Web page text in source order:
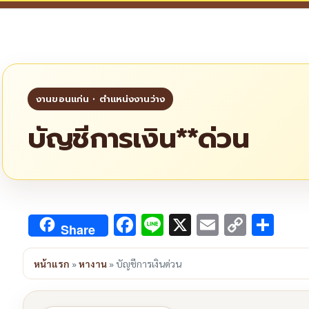
บัญชีการเงิน**ด่วน
Share Facebook
Line
X Email
Copy
Link
หน้าแรก »หางาน » บัญชีการเงินด่วน